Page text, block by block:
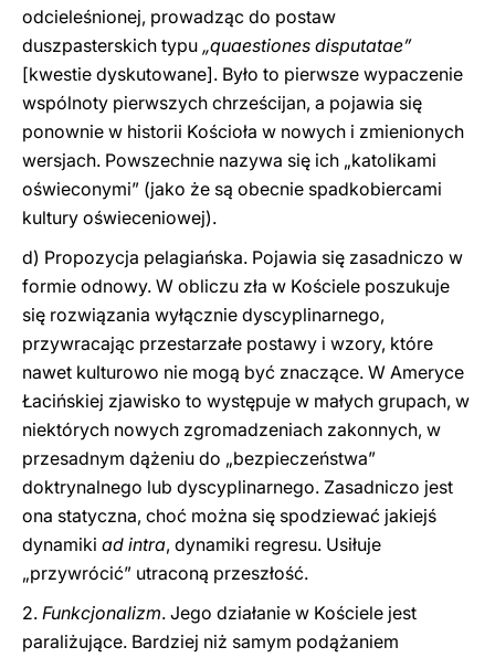
odcieleśnionej, prowadząc do postaw
duszpasterskich typu „quaestiones disputatae”
[kwestie dyskutowane]. Było to pierwsze wypaczenie
wspólnoty pierwszych chrześcijan, a pojawia się
ponownie w historii Kościoła w nowych i zmienionych
wersjach. Powszechnie nazywa się ich „katolikami
oświeconymi” (jako że są obecnie spadkobiercami
kultury oświeceniowej).
d) Propozycja pelagiańska. Pojawia się zasadniczo w
formie odnowy. W obliczu zła w Kościele poszukuje
się rozwiązania wyłącznie dyscyplinarnego,
przywracając przestarzałe postawy i wzory, które
nawet kulturowo nie mogą być znaczące. W Ameryce
Łacińskiej zjawisko to występuje w małych grupach, w
niektórych nowych zgromadzeniach zakonnych, w
przesadnym dążeniu do „bezpieczeństwa”
doktrynalnego lub dyscyplinarnego. Zasadniczo jest
ona statyczna, choć można się spodziewać jakiejś
dynamiki ad intra, dynamiki regresu. Usiłuje
„przywrócić” utraconą przeszłość.
2. Funkcjonalizm. Jego działanie w Kościele jest
paraliżujące. Bardziej niż samym podążaniem